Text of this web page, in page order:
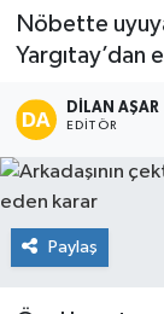
Nöbette
Yargıtay’dan
DILAN AŞAR
EDITÖR
Paylaş
Siyaset
Magazin
Tüm
Son